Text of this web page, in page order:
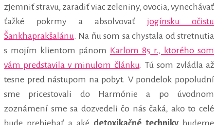
zjemniť stravu, zaradiť viac zeleniny, ovocia, vynechávať
ťažké pokrmy a absolvovaťjogínsku očistu
Šankhaprakšalánu. Na ňu som sa chystala od stretnutia
s mojím klientom pánom Karlom 85 r., ktorého som
vám predstavila v minulom článku. Tú som zvládla až
tesne pred nástupom na pobyt. V pondelok popoludní
sme pricestovali do Harmónie a po úvodnom
zoznámení sme sa dozvedeli čo nás čaká, ako to celé